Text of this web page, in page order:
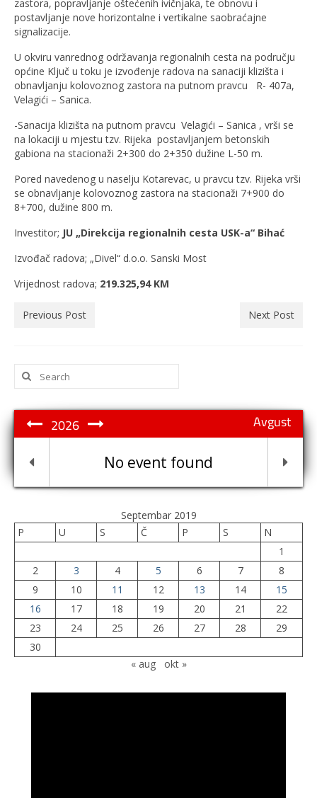
zastora, popravljanje oštećenih ivičnjaka, te obnovu i
postavljanje nove horizontalne i vertikalne saobraćajne
signalizacije.
U okviru vanrednog održavanja regionalnih cesta na području
općine Ključ u toku je izvođenje radova na sanaciji klizišta i
obnavljanju kolovoznog zastora na putnom pravcu R- 407a,
Velagići – Sanica.
-Sanacija klizišta na putnom pravcu Velagići – Sanica , vrši se
na lokaciji u mjestu tzv. Rijeka postavljanjem betonskih
gabiona na stacionaži 2+300 do 2+350 dužine L-50 m.
Pored navedenog u naselju Kotarevac, u pravcu tzv. Rijeka vrši
se obnavljanje kolovoznog zastora na stacionaži 7+900 do
8+700, dužine 800 m.
Investitor; JU „Direkcija regionalnih cesta USK-a“ Bihać
Izvođač radova; „Divel“ d.o.o. Sanski Most
Vrijednost radova; 219.325,94 KM
Previous Post Next Post
Search
for:
Avgust
2026
No event found
Septembar 2019
P
U S Č P S
N
1
2
3 4 5 6 7
8
9
10 11 12 13 14
15
16
17 18 19 20 21
22
23
24 25 26 27 28
29
30
« aug
okt »